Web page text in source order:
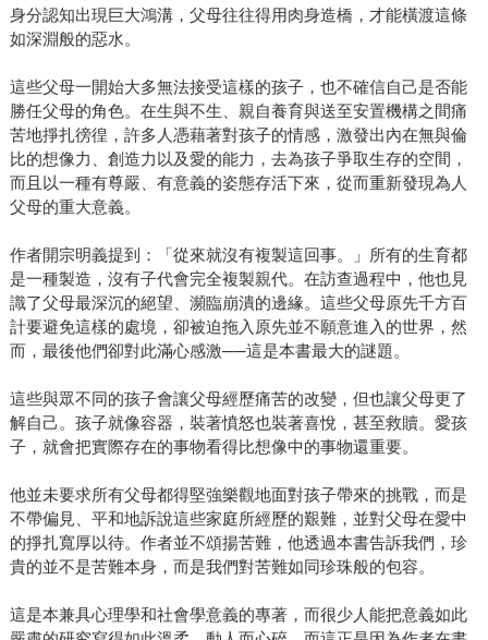
身分認知出現巨大鴻溝，父母往往得用肉身造橋，才能橫渡這條
如深淵般的惡水。
這些父母一開始大多無法接受這樣的孩子，也不確信自己是否能
勝任父母的角色。在生與不生、親自養育與送至安置機構之間痛
苦地掙扎徬徨，許多人憑藉著對孩子的情感，激發出內在無與倫
比的想像力、創造力以及愛的能力，去為孩子爭取生存的空間，
而且以一種有尊嚴、有意義的姿態存活下來，從而重新發現為人
父母的重大意義。
作者開宗明義提到：「從來就沒有複製這回事。」所有的生育都
是一種製造，沒有子代會完全複製親代。在訪查過程中，他也見
識了父母最深沉的絕望、瀕臨崩潰的邊緣。這些父母原先千方百
計要避免這樣的處境，卻被迫拖入原先並不願意進入的世界，然
而，最後他們卻對此滿心感激──這是本書最大的謎題。
這些與眾不同的孩子會讓父母經歷痛苦的改變，但也讓父母更了
解自己。孩子就像容器，裝著憤怒也裝著喜悅，甚至救贖。愛孩
子，就會把實際存在的事物看得比想像中的事物還重要。
他並未要求所有父母都得堅強樂觀地面對孩子帶來的挑戰，而是
不帶偏見、平和地訴說這些家庭所經歷的艱難，並對父母在愛中
的掙扎寬厚以待。作者並不頌揚苦難，他透過本書告訴我們，珍
貴的並不是苦難本身，而是我們對苦難如同珍珠般的包容。
這是本兼具心理學和社會學意義的專著，而很少人能把意義如此